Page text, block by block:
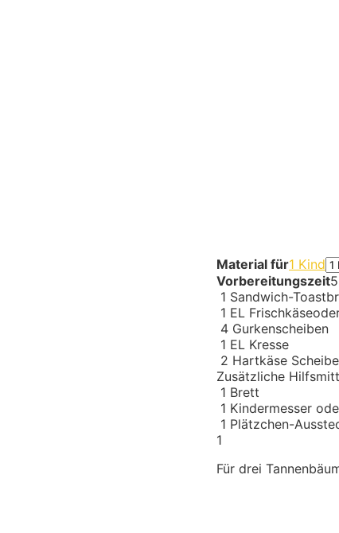
Material für1 Kind
Vorbereitungszeit
1 Sandwich-
1 EL Frischkäse
4 Gurkenscheiben
1 EL Kresse
2 Hartkäse
Zusätzliche
1 Brett
1 Kindermesser
1 Plätzchen-
1
Für drei